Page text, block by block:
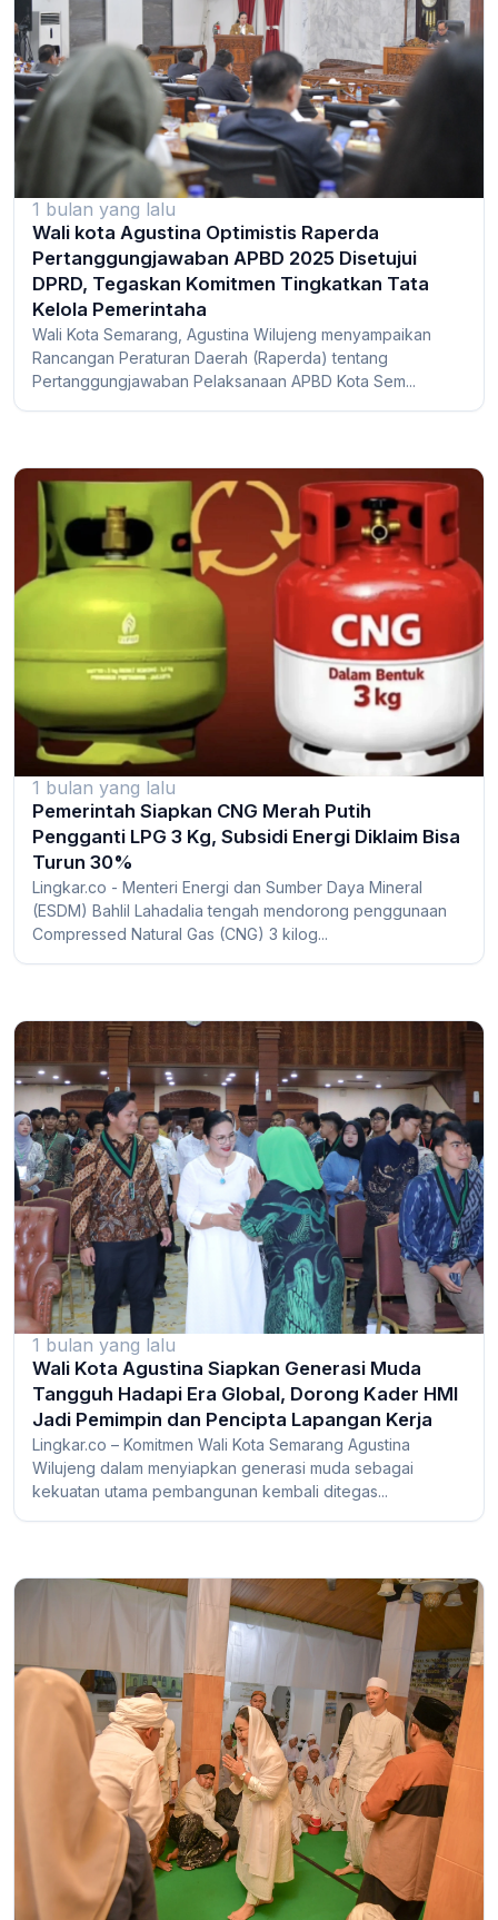
1 bulan yang lalu
Wali kota Agustina Optimistis Raperda
Pertanggungjawaban APBD 2025 Disetujui
DPRD, Tegaskan Komitmen Tingkatkan Tata
Kelola Pemerintaha
Wali Kota Semarang, Agustina Wilujeng menyampaikan
Rancangan Peraturan Daerah (Raperda) tentang
Pertanggungjawaban Pelaksanaan APBD Kota Sem...
1 bulan yang lalu
Pemerintah Siapkan CNG Merah Putih
Pengganti LPG 3 Kg, Subsidi Energi Diklaim Bisa
Turun 30%
Lingkar.co - Menteri Energi dan Sumber Daya Mineral
(ESDM) Bahlil Lahadalia tengah mendorong penggunaan
Compressed Natural Gas (CNG) 3 kilog...
1 bulan yang lalu
Wali Kota Agustina Siapkan Generasi Muda
Tangguh Hadapi Era Global, Dorong Kader HMI
Jadi Pemimpin dan Pencipta Lapangan Kerja
Lingkar.co – Komitmen Wali Kota Semarang Agustina
Wilujeng dalam menyiapkan generasi muda sebagai
kekuatan utama pembangunan kembali ditegas...